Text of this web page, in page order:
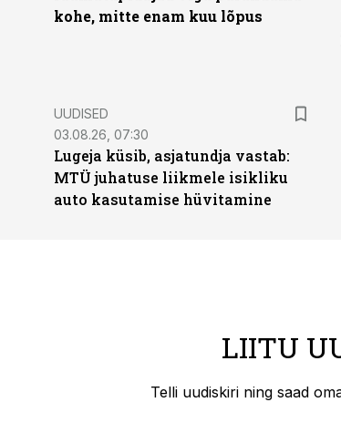
kohe, mitte enam kuu lõpus
UUDISED
03.08.26, 07:30
Lugeja küsib, asjatundja vastab:
MTÜ juhatuse liikmele isikliku
auto kasutamise hüvitamine
LIITU
Telli uudiskiri ning saad